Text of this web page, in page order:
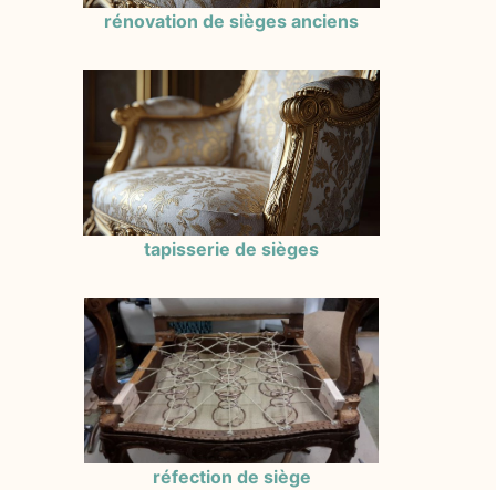
rénovation de sièges anciens
tapisserie de sièges
réfection de siège